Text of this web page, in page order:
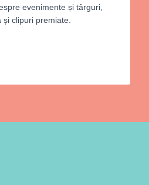
evenimente și târguri,
și clipuri premiate.